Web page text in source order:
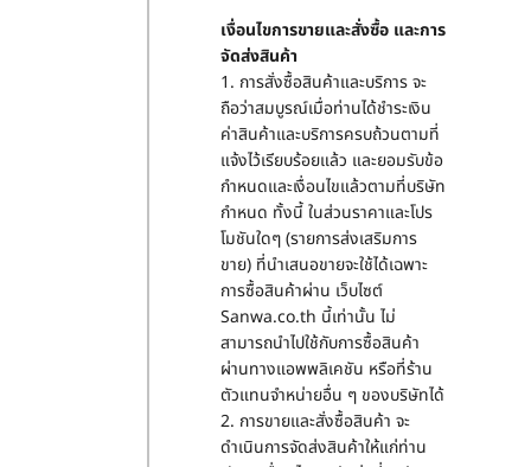
เงื่อนไขการขายและสั่งซื้อ และการ
จัดส่งสินค้า
1. การสั่งซื้อสินค้าและบริการ จะ
ถือว่าสมบูรณ์เมื่อท่านได้ชำระเงิน
ค่าสินค้าและบริการครบถ้วนตามที่
แจ้งไว้เรียบร้อยแล้ว และยอมรับข้อ
กำหนดและเงื่อนไขแล้วตามที่บริษัท
กำหนด ทั้งนี้ ในส่วนราคาและโปร
โมชันใดๆ (รายการส่งเสริมการ
ขาย) ที่นำเสนอขายจะใช้ได้เฉพาะ
การซื้อสินค้าผ่าน เว็บไซต์
Sanwa.co.th นี้เท่านั้น ไม่
สามารถนำไปใช้กับการซื้อสินค้า
ผ่านทางแอพพลิเคชัน หรือที่ร้าน
ตัวแทนจำหน่ายอื่น ๆ ของบริษัทได้
2. การขายและสั่งซื้อสินค้า จะ
ดำเนินการจัดส่งสินค้าให้แก่ท่าน